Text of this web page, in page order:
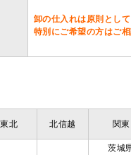
卸の仕入れは原則とし
特別にご希望の方はご
北 北信越 関東
茨城